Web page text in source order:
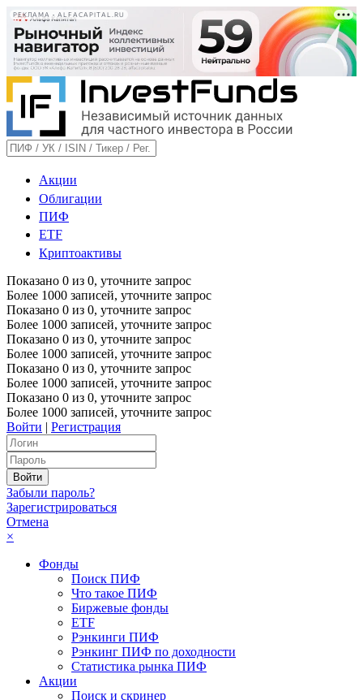
РЕКЛАМА • ALFACAPITAL.RU
Акции
Облигации
ПИФ
ETF
Криптоактивы
Показано 0 из 0, уточните запрос
Более 1000 записей, уточните запрос
Показано 0 из 0, уточните запрос
Более 1000 записей, уточните запрос
Показано 0 из 0, уточните запрос
Более 1000 записей, уточните запрос
Показано 0 из 0, уточните запрос
Более 1000 записей, уточните запрос
Показано 0 из 0, уточните запрос
Более 1000 записей, уточните запрос
Войти | Регистрация
Забыли пароль?
Зарегистрироваться
Отмена
×
Фонды
Поиск ПИФ
Что такое ПИФ
Биржевые фонды
ETF
Рэнкинги ПИФ
Рэнкинг ПИФ по доходности
Статистика рынка ПИФ
Акции
Поиск и скринер